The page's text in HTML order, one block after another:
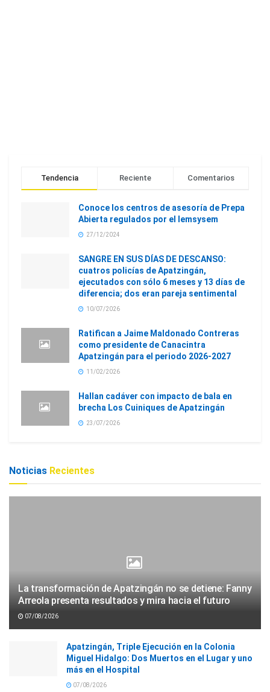
Tendencia Reciente Comentarios
Conoce los centros de asesoría de Prepa
Abierta regulados por el Iemsysem
27/12/2024
SANGRE EN SUS DÍAS DE DESCANSO:
cuatros policías de Apatzingán,
ejecutados con sólo 6 meses y 13 días de
diferencia; dos eran pareja sentimental
10/07/2026
Ratifican a Jaime Maldonado Contreras
como presidente de Canacintra
Apatzingán para el periodo 2026-2027
11/02/2026
Hallan cadáver con impacto de bala en
brecha Los Cuiniques de Apatzingán
23/07/2026
Noticias Recientes
La transformación de Apatzingán no se detiene: Fanny
Arreola presenta resultados y mira hacia el futuro
07/08/2026
Apatzingán, Triple Ejecución en la Colonia
Miguel Hidalgo: Dos Muertos en el Lugar y uno
más en el Hospital
07/08/2026